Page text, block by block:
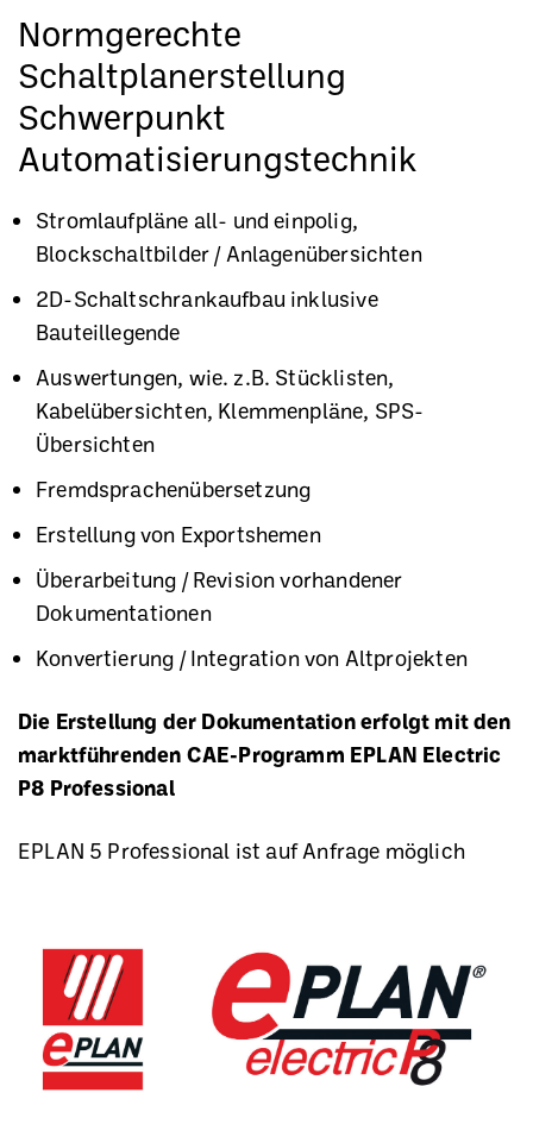
Normgerechte
Schaltplanerstellung
Schwerpunkt
Automatisierungstechnik
Stromlaufpläne all- und einpolig,
Blockschaltbilder / Anlagenübersichten
2D-Schaltschrankaufbau inklusive
Bauteillegende
Auswertungen, wie. z.B. Stücklisten,
Kabelübersichten, Klemmenpläne, SPS-
Übersichten
Fremdsprachenübersetzung
Erstellung von Exportshemen
Überarbeitung / Revision vorhandener
Dokumentationen
Konvertierung / Integration von Altprojekten
Die Erstellung der Dokumentation erfolgt mit den
marktführenden CAE-Programm EPLAN Electric
P8 Professional
EPLAN 5 Professional ist auf Anfrage möglich